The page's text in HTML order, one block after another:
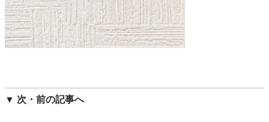
▼ 次・前の記事へ